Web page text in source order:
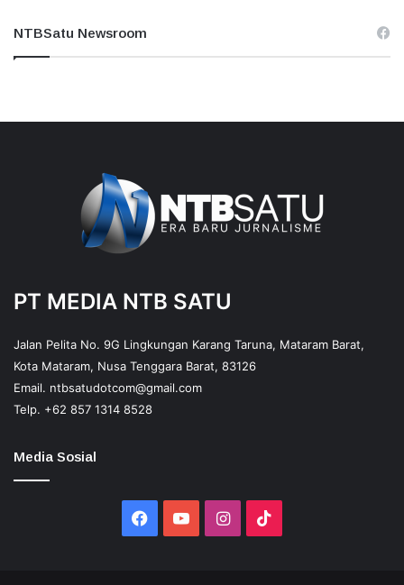
NTBSatu Newsroom
PT MEDIA NTB SATU
Jalan Pelita No. 9G Lingkungan Karang Taruna, Mataram Barat,
Kota Mataram, Nusa Tenggara Barat, 83126
Email. ntbsatudotcom@gmail.com
Telp. +62 857 1314 8528
Media Sosial
Facebook
YouTubeInstagram